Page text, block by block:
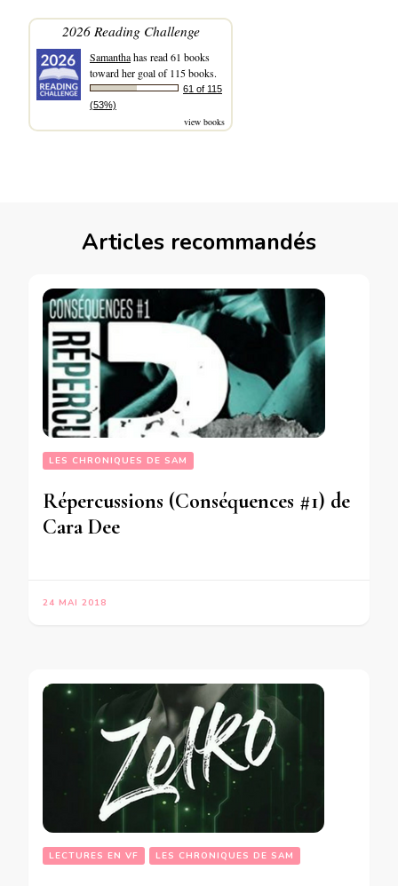
2026 Reading Challenge
Samanthahas read 61 books
toward her goal of 115 books.
61 of 115
(53%)
view books
Articles recommandés
LES CHRONIQUES DE SAM
Répercussions (Conséquences #1) de
Cara Dee
24 MAI 2018
LECTURES EN VF LES CHRONIQUES DE SAM